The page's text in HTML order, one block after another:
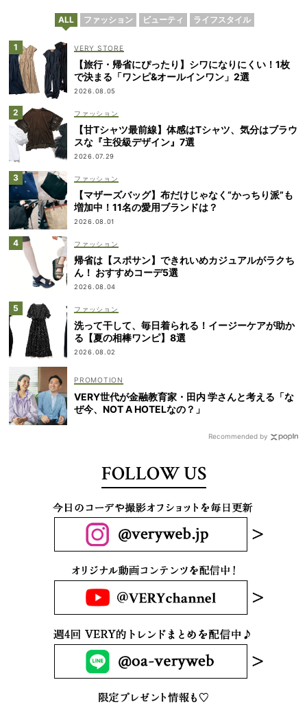
ALL ファッション ビューティ ライフスタイル
VERY STORE
【旅行・帰省にぴったり】シワになりにくい！1枚
で決まる「ワンピ&オールインワン」2選
2026.08.05
ファッション
【甘Tシャツ最前線】体感はTシャツ、気分はブラウ
スな『主役級デザイン』7選
2026.07.29
ファッション
【マザーズバッグ】布だけじゃなく“かっちり派”も
増加中！11名の愛用ブランドは？
2026.08.01
ファッション
帰省は【スポサン】できれいめカジュアルがラクち
ん！ おすすめコーデ5選
2026.08.04
ファッション
洗って干して、毎日着られる！イージーケアが助か
る【夏の相棒ワンピ】8選
2026.08.02
VERY世代が金融教育家・田内 学さんと考える「な
ぜ今、NOT A HOTELなの？」
Recommended by
FOLLOW US